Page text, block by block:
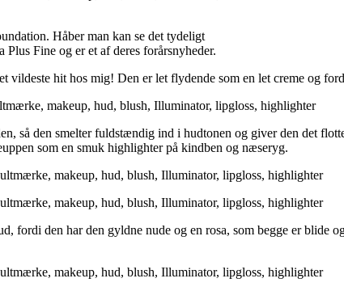
Håber man kan se det tydeligt
Fine og er et af deres forårsnyheder.
vildeste hit hos mig! Den er let flydende som en let creme og
så den smelter fuldstændig ind i hudtonen og giver den det
som en smuk highlighter på kindben og næseryg.
fordi den har den gyldne nude og en rosa, som begge er